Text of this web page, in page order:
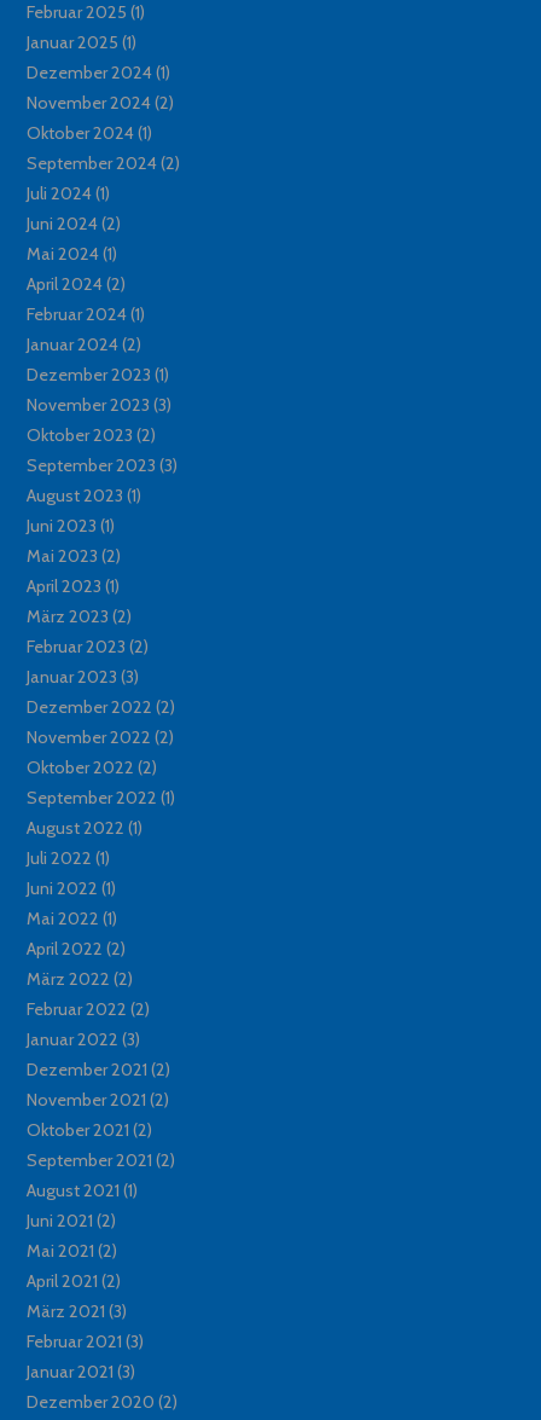
Februar 2025 (1)
Januar 2025 (1)
Dezember 2024(1)
November 2024(2)
Oktober 2024(1)
September 2024(2)
Juli 2024(1)
Juni 2024(2)
Mai 2024(1)
April 2024(2)
Februar 2024(1)
Januar 2024(2)
Dezember 2023 (1)
November 2023 (3)
Oktober 2023 (2)
September 2023 (3)
August 2023 (1)
Juni 2023 (1)
Mai 2023 (2)
April 2023 (1)
März 2023 (2)
Februar 2023 (2)
Januar 2023 (3)
Dezember 2022 (2)
November 2022 (2)
Oktober 2022 (2)
September 2022 (1)
August 2022 (1)
Juli 2022 (1)
Juni 2022 (1)
Mai 2022 (1)
April 2022 (2)
März 2022 (2)
Februar 2022 (2)
Januar 2022 (3)
Dezember 2021 (2)
November 2021 (2)
Oktober 2021 (2)
September 2021 (2)
August 2021 (1)
Juni 2021 (2)
Mai 2021 (2)
April 2021 (2)
März 2021 (3)
Februar 2021 (3)
Januar 2021 (3)
Dezember 2020 (2)